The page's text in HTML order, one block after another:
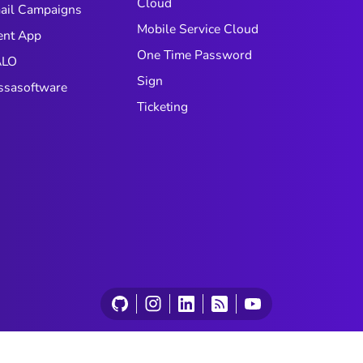
Campaigns
App
Mobile Service Cloud
One Time Password
Sign
Ticketing